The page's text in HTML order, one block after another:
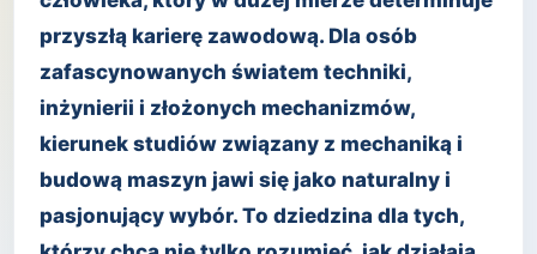
przyszłą karierę zawodową. Dla osób
zafascynowanych światem techniki,
inżynierii i złożonych mechanizmów,
kierunek studiów związany z mechaniką i
budową maszyn jawi się jako naturalny i
pasjonujący wybór. To dziedzina dla tych,